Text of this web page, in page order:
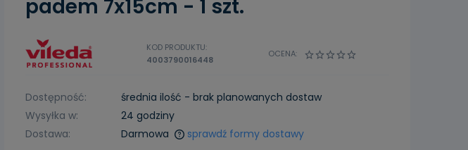
padem 7x15cm - 1 szt.
OCENA:
KOD PRODUKTU:
4003790016448
Dostępność:
średnia ilość - brak planowanych dostaw
Wysyłka w:
24 godziny
Dostawa:
Darmowa
sprawdź formy dostawy